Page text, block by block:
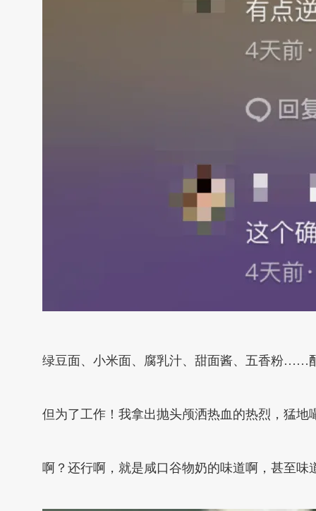
绿豆面、小米面、腐乳汁、甜面酱、五香粉……
但为了工作！我拿出抛头颅洒热血的热烈，猛地
啊？还行啊，就是咸口谷物奶的味道啊，甚至